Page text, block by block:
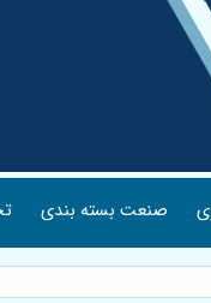
صنعت بسته بندی